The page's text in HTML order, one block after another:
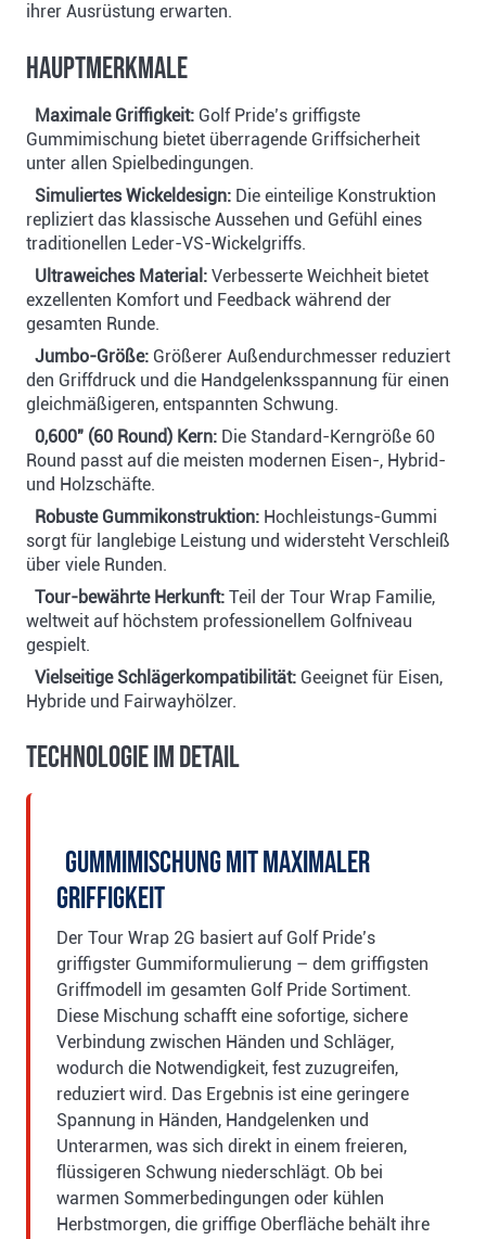
ihrer Ausrüstung erwarten.
Hauptmerkmale
Maximale Griffigkeit: Golf Pride’s griffigste
Gummimischung bietet überragende Griffsicherheit
unter allen Spielbedingungen.
Simuliertes Wickeldesign: Die einteilige Konstruktion
repliziert das klassische Aussehen und Gefühl eines
traditionellen Leder-VS-Wickelgriffs.
Ultraweiches Material: Verbesserte Weichheit bietet
exzellenten Komfort und Feedback während der
gesamten Runde.
Jumbo-Größe: Größerer Außendurchmesser reduziert
den Griffdruck und die Handgelenksspannung für einen
gleichmäßigeren, entspannten Schwung.
0,600" (60 Round) Kern: Die Standard-Kerngröße 60
Round passt auf die meisten modernen Eisen-, Hybrid-
und Holzschäfte.
Robuste Gummikonstruktion: Hochleistungs-Gummi
sorgt für langlebige Leistung und widersteht Verschleiß
über viele Runden.
Tour-bewährte Herkunft: Teil der Tour Wrap Familie,
weltweit auf höchstem professionellem Golfniveau
gespielt.
Vielseitige Schlägerkompatibilität: Geeignet für Eisen,
Hybride und Fairwayhölzer.
Technologie im Detail
Gummimischung mit maximaler
Griffigkeit
Der Tour Wrap 2G basiert auf Golf Pride’s
griffigster Gummiformulierung – dem griffigsten
Griffmodell im gesamten Golf Pride Sortiment.
Diese Mischung schafft eine sofortige, sichere
Verbindung zwischen Händen und Schläger,
wodurch die Notwendigkeit, fest zuzugreifen,
reduziert wird. Das Ergebnis ist eine geringere
Spannung in Händen, Handgelenken und
Unterarmen, was sich direkt in einem freieren,
flüssigeren Schwung niederschlägt. Ob bei
warmen Sommerbedingungen oder kühlen
Herbstmorgen, die griffige Oberfläche behält ihre